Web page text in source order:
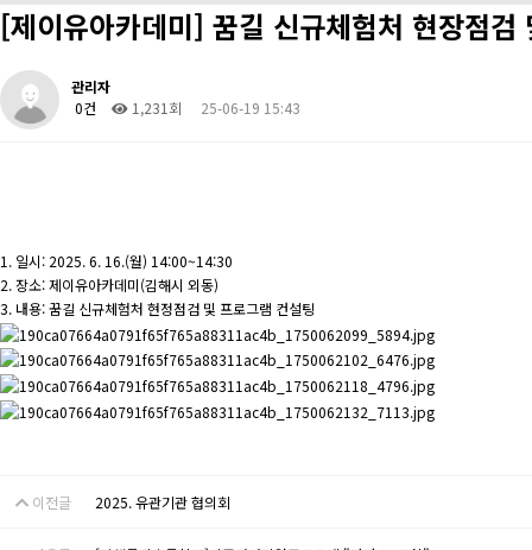
[제이유아카데미] 꿈길 신규체험처 현장점검
관리자
0건
1,231회 25-06-19 15:43
1. 일시: 2025. 6. 16.(월) 14:00~14:30
2. 장소: 제이유아카데미(김해시 외동)
3. 내용: 꿈길 신규체험처 현정점검 및 프로그램 컨설팅
이전글 2025. 유관기관 협의회